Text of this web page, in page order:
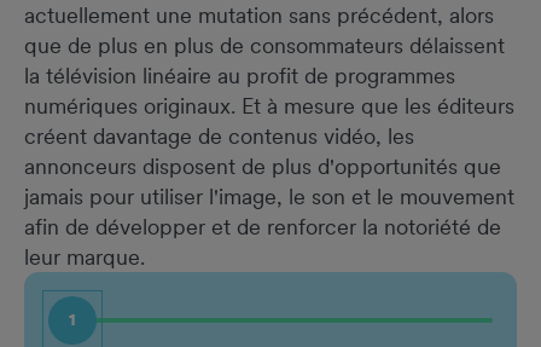
actuellement une mutation sans précédent, alors
que de plus en plus de consommateurs délaissent
la télévision linéaire au profit de programmes
numériques originaux. Et à mesure que les éditeurs
créent davantage de contenus vidéo, les
annonceurs disposent de plus d'opportunités que
jamais pour utiliser l'image, le son et le mouvement
afin de développer et de renforcer la notoriété de
leur marque.
1